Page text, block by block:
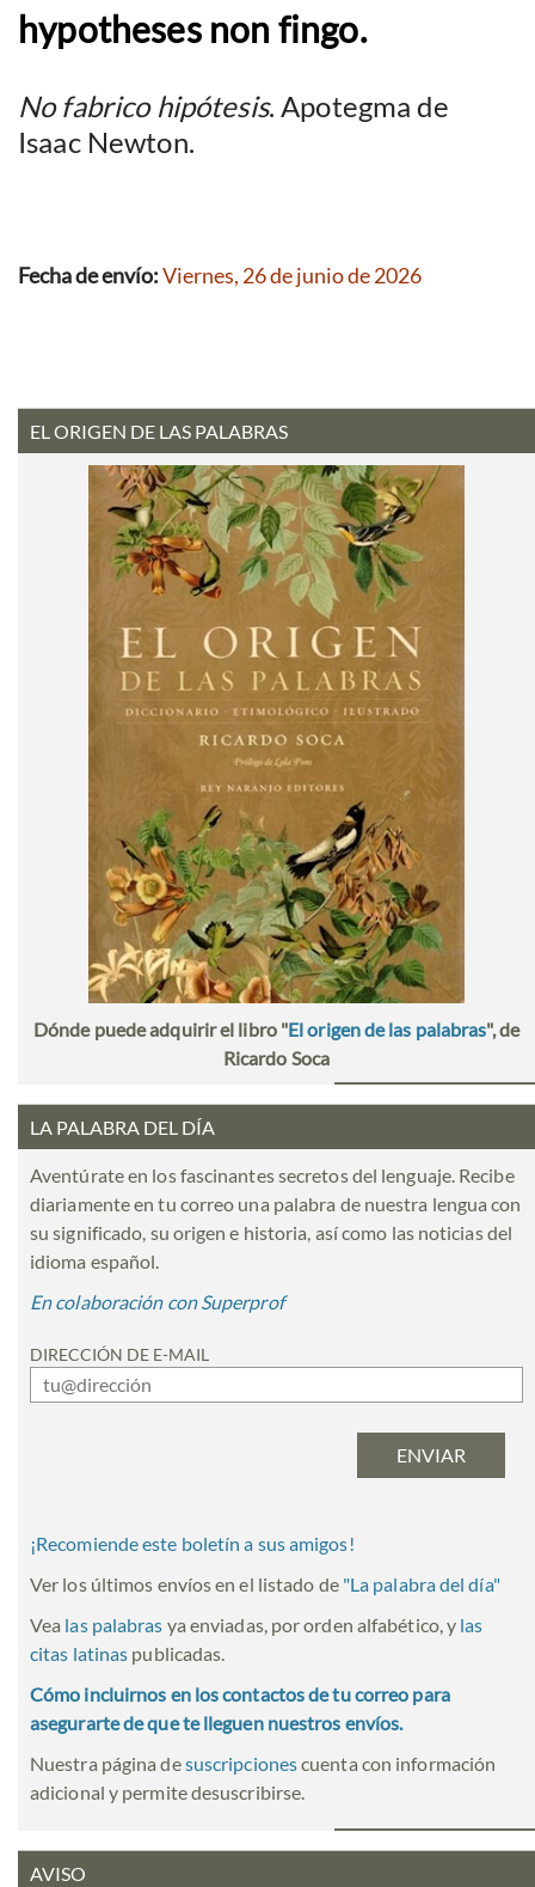
hypotheses non fingo.
No fabrico hipótesis. Apotegma de
Isaac Newton.
Fecha de envío:Viernes, 26 de junio de 2026
EL ORIGEN DE LAS PALABRAS
Dónde puede adquirir el libro "El origen de las palabras", de
Ricardo Soca
LA PALABRA DEL DÍA
Aventúrate en los fascinantes secretos del lenguaje. Recibe
diariamente en tu correo una palabra de nuestra lengua con
su significado, su origen e historia, así como las noticias del
idioma español.
En colaboración con Superprof
DIRECCIÓN DE E-MAIL
¡Recomiende este boletín a sus amigos!
Ver los últimos envíos en el listado de "La palabra del día"
Vea las palabras ya enviadas, por orden alfabético, y las
citas latinas publicadas.
Cómo incluirnos en los contactos de tu correo para
asegurarte de que te lleguen nuestros envíos.
Nuestra página desuscripcionescuenta con información
adicional y permite desuscribirse.
AVISO